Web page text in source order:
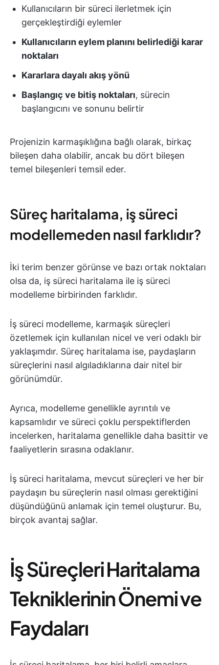
Kullanıcıların bir süreci ilerletmek için
gerçekleştirdiği eylemler
Kullanıcıların eylem planını belirlediği karar
noktaları
Kararlara dayalı akış yönü
Başlangıç ve bitiş noktaları, sürecin
başlangıcını ve sonunu belirtir
Projenizin karmaşıklığına bağlı olarak, birkaç
bileşen daha olabilir, ancak bu dört bileşen
temel bileşenleri temsil eder.
Süreç haritalama, iş süreci
modellemeden nasıl farklıdır?
İki terim benzer görünse ve bazı ortak noktaları
olsa da, iş süreci haritalama ile iş süreci
modelleme birbirinden farklıdır.
İş süreci modelleme, karmaşık süreçleri
özetlemek için kullanılan nicel ve veri odaklı bir
yaklaşımdır. Süreç haritalama ise, paydaşların
süreçlerini nasıl algıladıklarına dair nitel bir
görünümdür.
Ayrıca, modelleme genellikle ayrıntılı ve
kapsamlıdır ve süreci çoklu perspektiflerden
incelerken, haritalama genellikle daha basittir ve
faaliyetlerin sırasına odaklanır.
İş süreci haritalama, mevcut süreçleri ve her bir
paydaşın bu süreçlerin nasıl olması gerektiğini
düşündüğünü anlamak için temel oluşturur. Bu,
birçok avantaj sağlar.
İş Süreçleri Haritalama
Tekniklerinin Önemi ve
Faydaları